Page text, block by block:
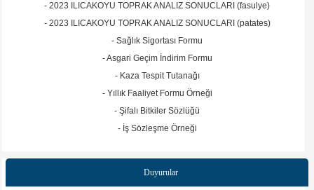
Duyurular
- 2023 ILICAKOYU TOPRAK ANALIZ SONUCLARI (fasulye)
- 2023 ILICAKOYU TOPRAK ANALIZ SONUCLARI (patates)
- Sağlık Sigortası Formu
- Asgari Geçim İndirim Formu
- Kaza Tespit Tutanağı
- Yıllık Faaliyet Formu Örneği
- Şifalı Bitkiler Sözlüğü
- İş Sözleşme Örneği